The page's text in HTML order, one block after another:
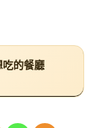
的餐廳